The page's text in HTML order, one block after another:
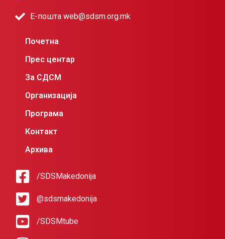
Е-пошта web@sdsm.org.mk
Почетна
Прес центар
За СДСМ
Организација
Програма
Контакт
Архива
/SDSMakedonija
@sdsmakedonija
/SDSMtube